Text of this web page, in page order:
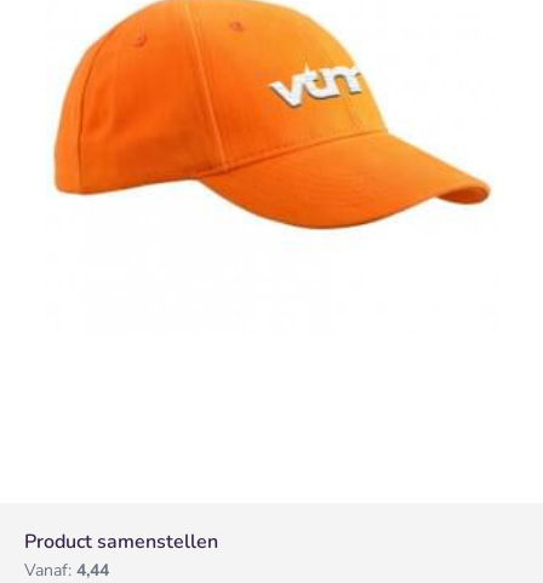
Product samenstellen
Vanaf: 4,44